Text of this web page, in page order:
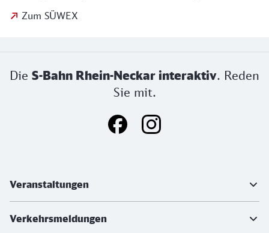
Zum SÜWEX
Die S-Bahn Rhein-Neckar interaktiv. Reden
Sie mit.
Veranstaltungen
Verkehrsmeldungen